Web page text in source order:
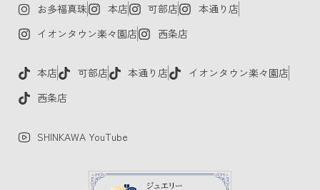
お多福真珠 本店 可部店
本通り店
イオンタウン楽々園店
西条店
本店 可部店 本通り店
イオンタウン楽々園店
西条店
SHINKAWA YouTube